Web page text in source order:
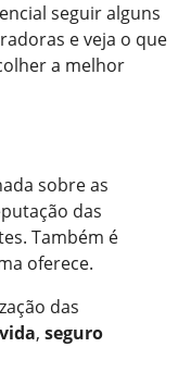
seguir alguns
e veja o que
a melhor
sobre as
das
Também é
oferece.
das
, seguro